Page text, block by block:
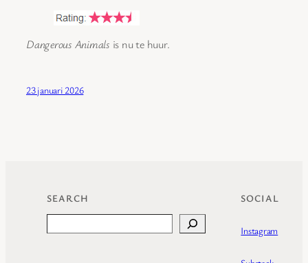
Dangerous Animals is nu te huur.
23 januari 2026
SEARCH SOCIAL
Instagram